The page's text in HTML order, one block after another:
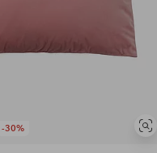
-30%
Vis